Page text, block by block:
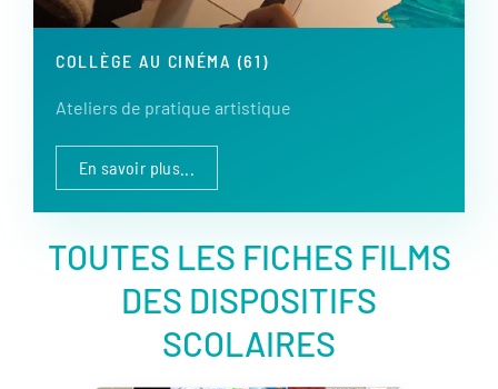
COLLÈGE AU CINÉMA (61)
Ateliers de pratique artistique
En savoir plus...
TOUTES LES FICHES FILMS
DES DISPOSITIFS
SCOLAIRES